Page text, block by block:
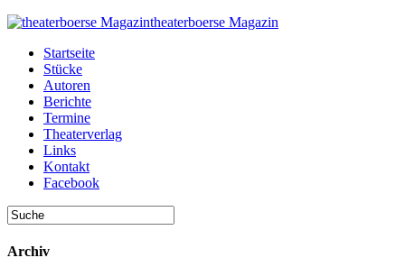
theaterboerse Magazin
Startseite
Stücke
Autoren
Berichte
Termine
Theaterverlag
Links
Kontakt
Facebook
Archiv